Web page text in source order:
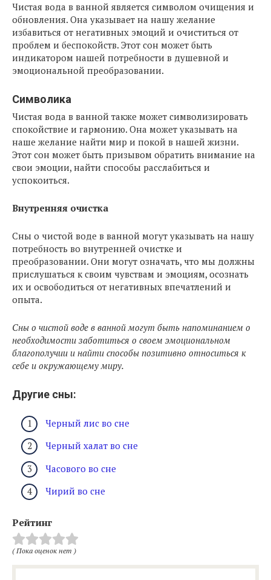
Чистая вода в ванной является символом очищения и
обновления. Она указывает на нашу желание
избавиться от негативных эмоций и очиститься от
проблем и беспокойств. Этот сон может быть
индикатором нашей потребности в душевной и
эмоциональной преобразовании.
Символика
Чистая вода в ванной также может символизировать
спокойствие и гармонию. Она может указывать на
наше желание найти мир и покой в нашей жизни.
Этот сон может быть призывом обратить внимание на
свои эмоции, найти способы расслабиться и
успокоиться.
Внутренняя очистка
Сны о чистой воде в ванной могут указывать на нашу
потребность во внутренней очистке и
преобразовании. Они могут означать, что мы должны
прислушаться к своим чувствам и эмоциям, осознать
их и освободиться от негативных впечатлений и
опыта.
Сны о чистой воде в ванной могут быть напоминанием о
необходимости заботиться о своем эмоциональном
благополучии и найти способы позитивно относиться к
себе и окружающему миру.
Другие сны:
Черный лис во сне
Черный халат во сне
Часового во сне
Чирий во сне
Рейтинг
( Пока оценок нет )